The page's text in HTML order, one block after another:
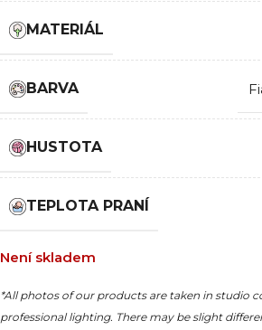
MATERIÁL
BARVA
HUSTOTA
TEPLOTA PRANÍ
Není skladem
*All photos of our products are taken in studio
professional lighting. There may be slight